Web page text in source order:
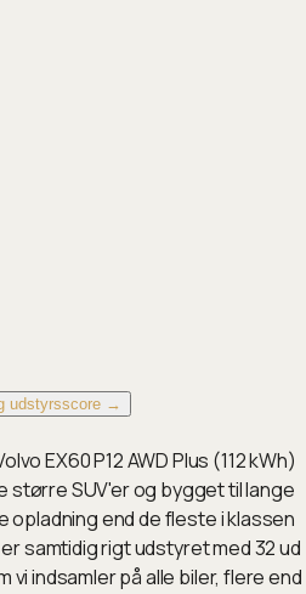
udstyrsscore →
EX60 P12 AWD Plus (112 kWh)
SUV'er og bygget til lange
opladning end de fleste i klassen
samtidig rigt udstyret med 32 ud
indsamler på alle biler, flere end